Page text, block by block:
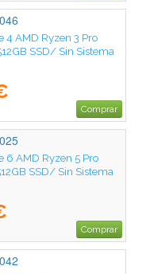
4 AMD Ryzen 3 Pro
SSD/ Sin Sistema
Comprar
6 AMD Ryzen 5 Pro
SSD/ Sin Sistema
Comprar